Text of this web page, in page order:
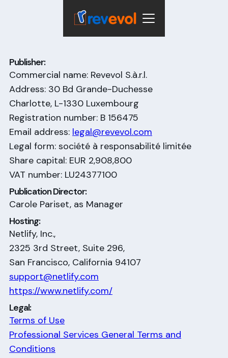
Impressum
Publisher:
Commercial name: Revevol S.à.r.l.
Address: 30 Bd Grande-Duchesse
Charlotte, L-1330 Luxembourg
Registration number: B 156475
Email address: legal@revevol.com
Legal form: société à responsabilité limitée
Share capital: EUR 2,908,800
VAT number: LU24377100
Publication Director:
Carole Pariset, as Manager
Hosting:
Netlify, Inc.,
2325 3rd Street, Suite 296,
San Francisco, California 94107
support@netlify.com
https://www.netlify.com/
Legal:
Terms of Use
Professional Services General Terms and
Conditions